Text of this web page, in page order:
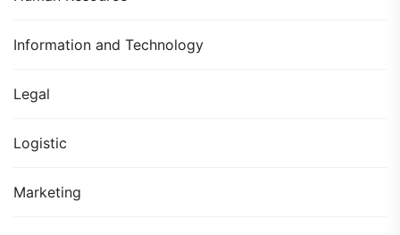
Information and Technology
Legal
Logistic
Marketing